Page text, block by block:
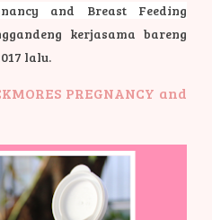
and Breast Feeding
kerjasama bareng
lalu.
PREGNANCY and